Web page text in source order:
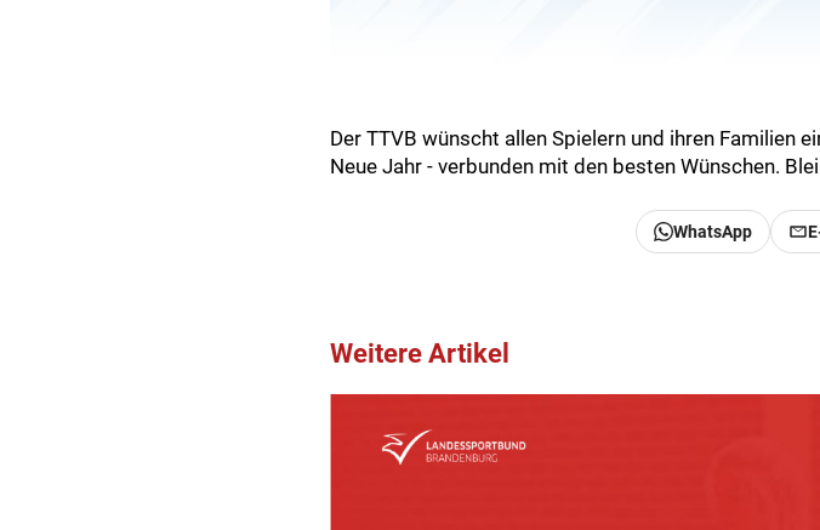
Der TTVB wünscht allen Spielern und ihren Familien
Neue Jahr - verbunden mit den besten Wünschen.
WhatsApp
Weitere Artikel